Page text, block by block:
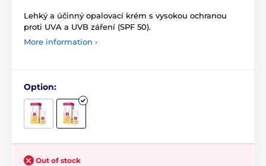
Lehký a účinný opalovací krém s vysokou ochranou
proti UVA a UVB záření (SPF 50).
More information ›
Option:
Out of stock